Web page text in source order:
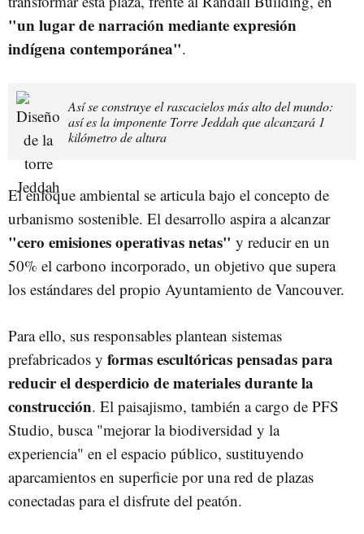
"un lugar de narración mediante expresión
indígena contemporánea".
Así se construye el rascacielos más alto del mundo:
así es la imponente Torre Jeddah que alcanzará 1
kilómetro de altura
El enfoque ambiental se articula bajo el concepto de
urbanismo sostenible. El desarrollo aspira a alcanzar
"cero emisiones operativas netas" y reducir en un
50% el carbono incorporado, un objetivo que supera
los estándares del propio Ayuntamiento de Vancouver.
Para ello, sus responsables plantean sistemas
prefabricados y formas escultóricas pensadas para
reducir el desperdicio de materiales durante la
construcción. El paisajismo, también a cargo de PFS
Studio, busca "mejorar la biodiversidad y la
experiencia" en el espacio público, sustituyendo
aparcamientos en superficie por una red de plazas
conectadas para el disfrute del peatón.